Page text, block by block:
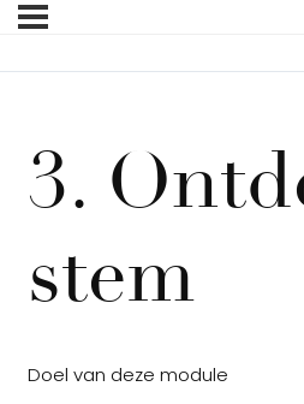
3.
stem
Doel van deze module